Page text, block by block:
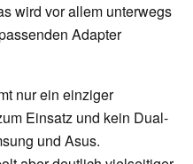
wird vor allem unterwegs
Adapter
nur ein einziger
Einsatz und kein Dual-
und Asus.